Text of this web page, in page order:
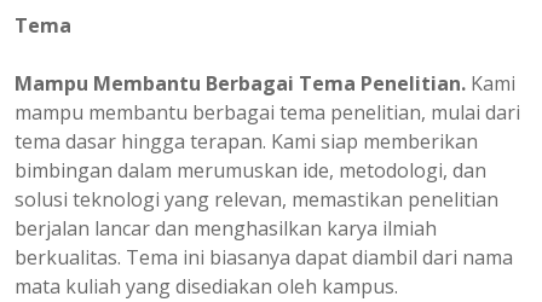
Tema
Mampu Membantu Berbagai Tema Penelitian. Kami
mampu membantu berbagai tema penelitian, mulai dari
tema dasar hingga terapan. Kami siap memberikan
bimbingan dalam merumuskan ide, metodologi, dan
solusi teknologi yang relevan, memastikan penelitian
berjalan lancar dan menghasilkan karya ilmiah
berkualitas. Tema ini biasanya dapat diambil dari nama
mata kuliah yang disediakan oleh kampus.